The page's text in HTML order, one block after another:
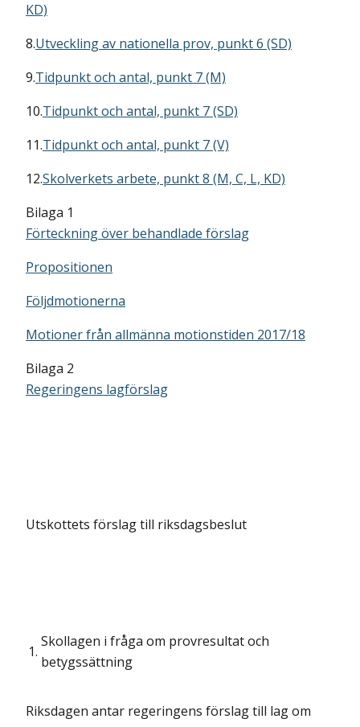
KD)
8.Utveckling av nationella prov, punkt 6 (SD)
9.Tidpunkt och antal, punkt 7 (M)
10.Tidpunkt och antal, punkt 7 (SD)
11.Tidpunkt och antal, punkt 7 (V)
12.Skolverkets arbete, punkt 8 (M, C, L, KD)
Bilaga 1
Förteckning över behandlade förslag
Propositionen
Följdmotionerna
Motioner från allmänna motionstiden 2017/18
Bilaga 2
Regeringens lagförslag
Utskottets förslag till riksdagsbeslut
1.
Skollagen i fråga om provresultat och
betygssättning
Riksdagen antar regeringens förslag till lag om